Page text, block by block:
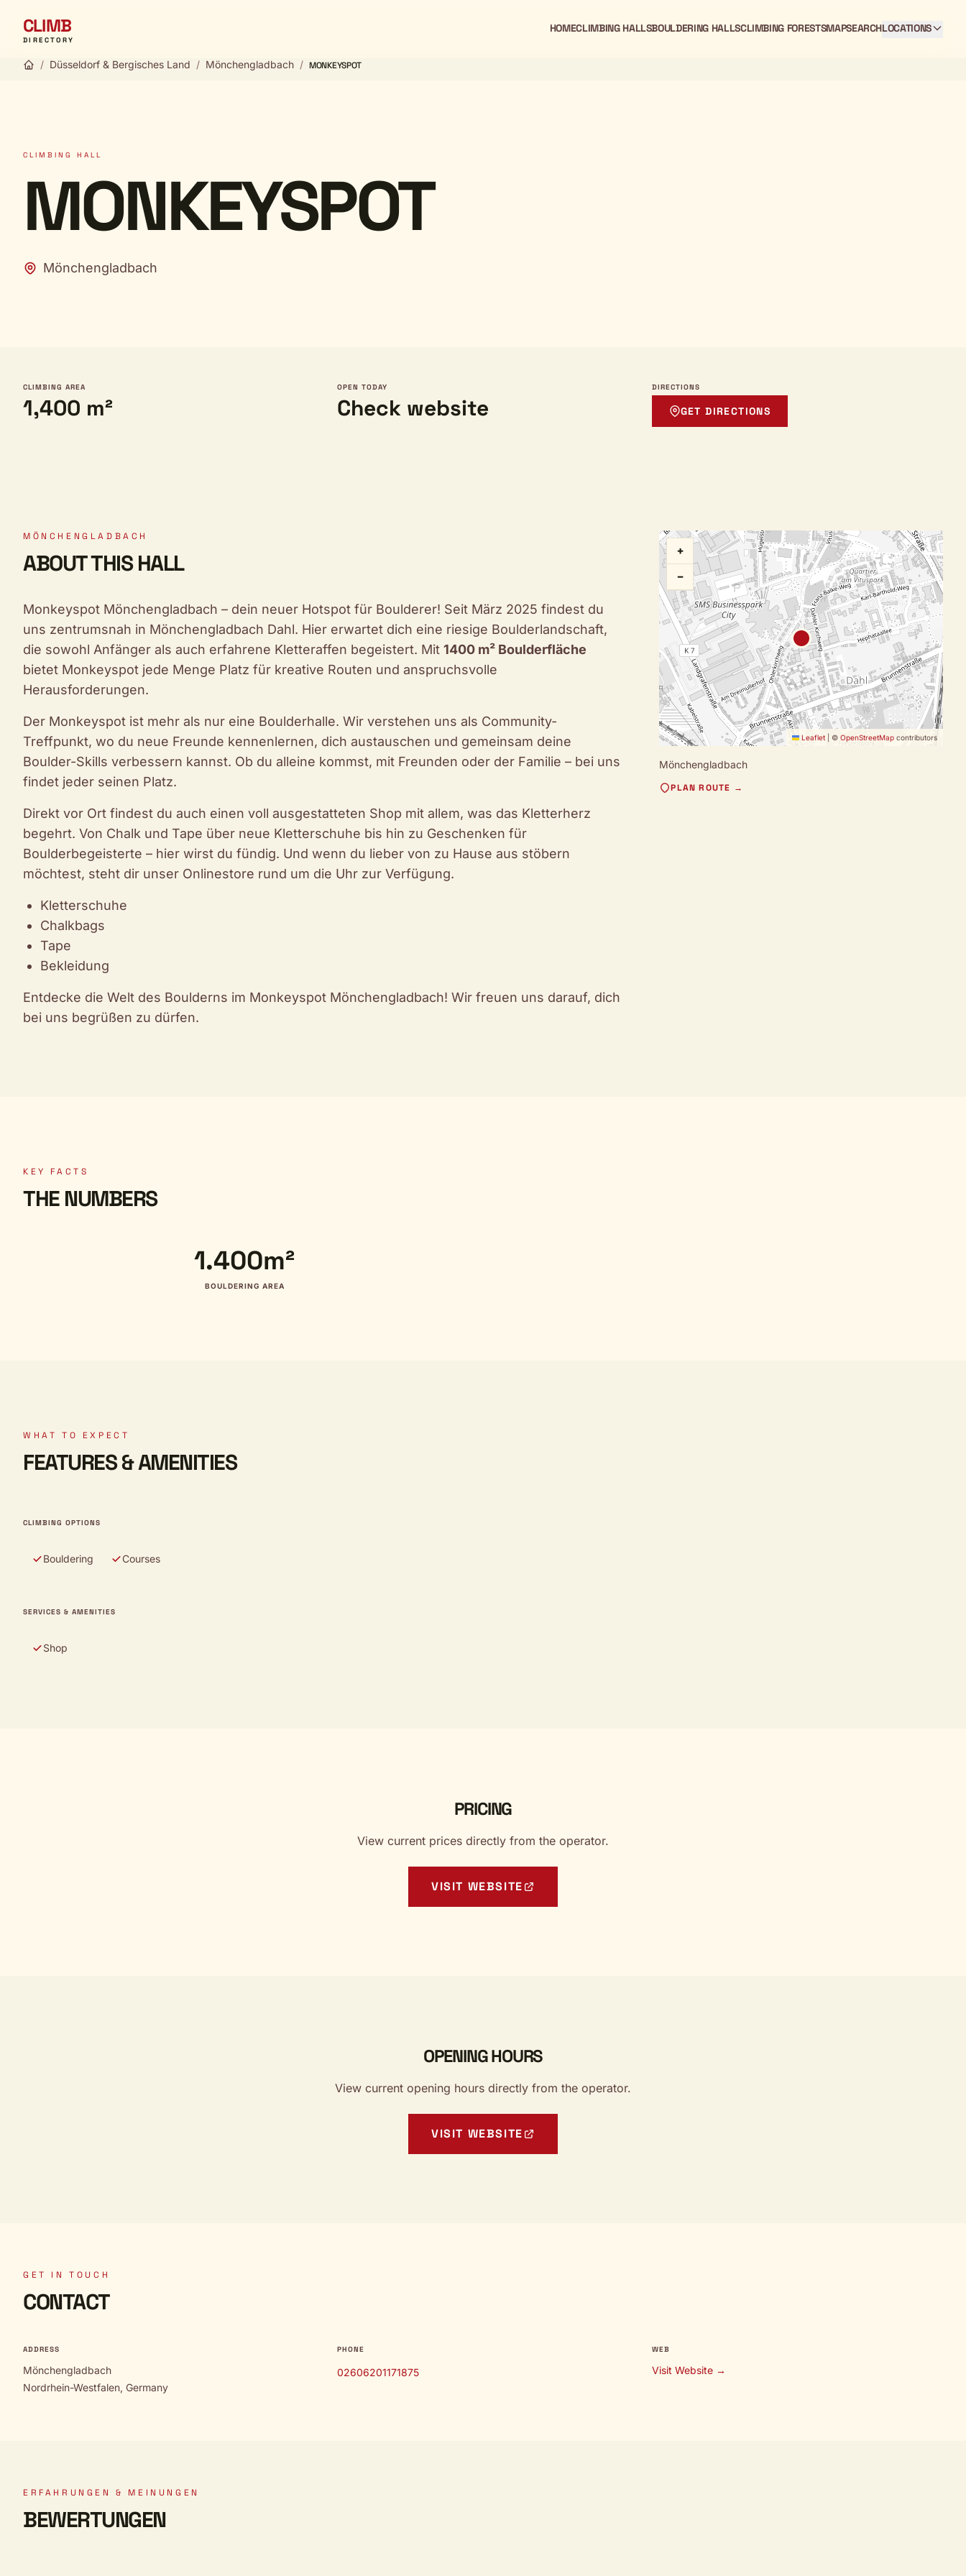
CLIMB
DIRECTORY
HOMECLIMBING HALLSBOULDERING HALLSCLIMBING FORESTSMAPSEARCHLOCATIONS
/ Düsseldorf & Bergisches Land / Mönchengladbach / MONKEYSPOT
CLIMBING HALL
MONKEYSPOT
Mönchengladbach
CLIMBING AREA
1,400 m²
OPEN TODAY
Check website
DIRECTIONS
GET DIRECTIONS
MÖNCHENGLADBACH
ABOUT THIS HALL
Monkeyspot Mönchengladbach – dein neuer Hotspot für Boulderer! Seit März 2025 findest du
uns zentrumsnah in Mönchengladbach Dahl. Hier erwartet dich eine riesige Boulderlandschaft,
die sowohl Anfänger als auch erfahrene Kletteraffen begeistert. Mit 1400 m² Boulderfläche
bietet Monkeyspot jede Menge Platz für kreative Routen und anspruchsvolle
Herausforderungen.
Der Monkeyspot ist mehr als nur eine Boulderhalle. Wir verstehen uns als Community-
Treffpunkt, wo du neue Freunde kennenlernen, dich austauschen und gemeinsam deine
Boulder-Skills verbessern kannst. Ob du alleine kommst, mit Freunden oder der Familie – bei uns
findet jeder seinen Platz.
Direkt vor Ort findest du auch einen voll ausgestatteten Shop mit allem, was das Kletterherz
begehrt. Von Chalk und Tape über neue Kletterschuhe bis hin zu Geschenken für
Boulderbegeisterte – hier wirst du fündig. Und wenn du lieber von zu Hause aus stöbern
möchtest, steht dir unser Onlinestore rund um die Uhr zur Verfügung.
Kletterschuhe
Chalkbags
Tape
Bekleidung
Entdecke die Welt des Boulderns im Monkeyspot Mönchengladbach! Wir freuen uns darauf, dich
bei uns begrüßen zu dürfen.
+
−
Leaflet © OpenStreetMapcontributors
Mönchengladbach
PLAN ROUTE →
KEY FACTS
THE NUMBERS
1.400m²
BOULDERING AREA
WHAT TO EXPECT
FEATURES & AMENITIES
CLIMBING OPTIONS
Bouldering Courses
SERVICES & AMENITIES
Shop
PRICING
View current prices directly from the operator.
VISIT WEBSITE
OPENING HOURS
View current opening hours directly from the operator.
VISIT WEBSITE
GET IN TOUCH
CONTACT
ADDRESS
Mönchengladbach
Nordrhein-Westfalen, Germany
PHONE
02606201171875
WEB
Visit Website →
ERFAHRUNGEN & MEINUNGEN
BEWERTUNGEN